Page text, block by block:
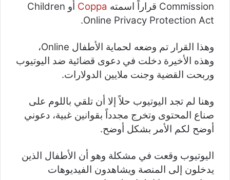
Commission قراراً اسمته
Coppa
أو Children
Online Privacy Protection Act.
وهذا القرار تم وضعه لحماية الأطفال Online،
وهذه الأخيرة دخلت في دعوى قضائية ضد اليوتيوب
وربحت القضية وجنت ملايين الدولارات.
وهنا لم تجد اليوتيوب حلاً إلا أن تلقي باللوم على
صناع المحتوى وتخرج مجدداً بقوانين غبية، دعوني
أوضح لكم الأمر بشكل أوضح.
اليوتيوب وقعت في مشكلة وهو أن الأطفال الذين
يدخلون إلى المنصة ويشاهدون الفيديوهات